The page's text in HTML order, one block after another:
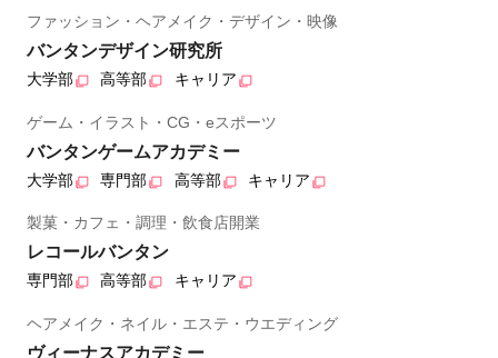
ファッション・ヘアメイク・デザイン・映像
バンタンデザイン研究所
大学部 高等部 キャリア
ゲーム・イラスト・CG・eスポーツ
バンタンゲームアカデミー
大学部 専門部 高等部 キャリア
製菓・カフェ・調理・飲食店開業
レコールバンタン
専門部 高等部 キャリア
ヘアメイク・ネイル・エステ・ウエディング
ヴィーナスアカデミー